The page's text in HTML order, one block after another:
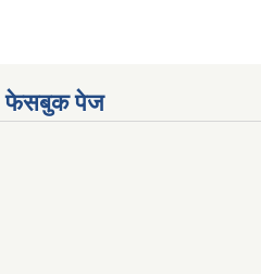
फेसबुक पेज